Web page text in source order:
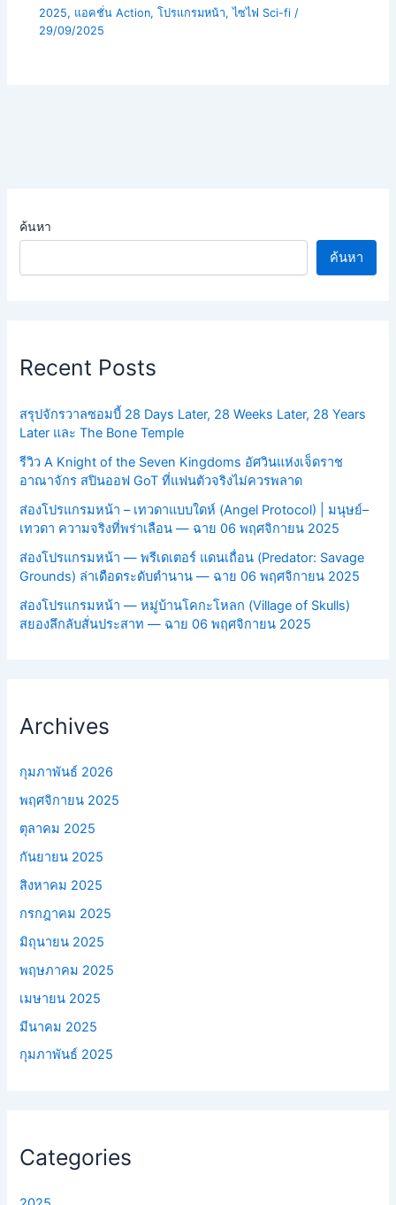
2025, แอคชั่น Action,โปรแกรมหน้า,ไซไฟ Sci-fi /
29/09/2025
ค้นหา
ค้นหา
Recent Posts
สรุปจักรวาลซอมบี้ 28 Days Later, 28 Weeks Later, 28 Years
Later และ The Bone Temple
รีวิว A Knight of the Seven Kingdoms อัศวินแห่งเจ็ดราช
อาณาจักร สปินออฟ GoT ที่แฟนตัวจริงไม่ควรพลาด
ส่องโปรแกรมหน้า – เทวดาแบบใดห์ (Angel Protocol) | มนุษย์–
เทวดา ความจริงที่พร่าเลือน — ฉาย 06 พฤศจิกายน 2025
ส่องโปรแกรมหน้า — พรีเดเตอร์ แดนเถื่อน (Predator: Savage
Grounds) ล่าเดือดระดับตำนาน — ฉาย 06 พฤศจิกายน 2025
ส่องโปรแกรมหน้า — หมู่บ้านโคกะโหลก (Village of Skulls)
สยองลึกลับสั่นประสาท — ฉาย 06 พฤศจิกายน 2025
Archives
กุมภาพันธ์ 2026
พฤศจิกายน 2025
ตุลาคม 2025
กันยายน 2025
สิงหาคม 2025
กรกฎาคม 2025
มิถุนายน 2025
พฤษภาคม 2025
เมษายน 2025
มีนาคม 2025
กุมภาพันธ์ 2025
Categories